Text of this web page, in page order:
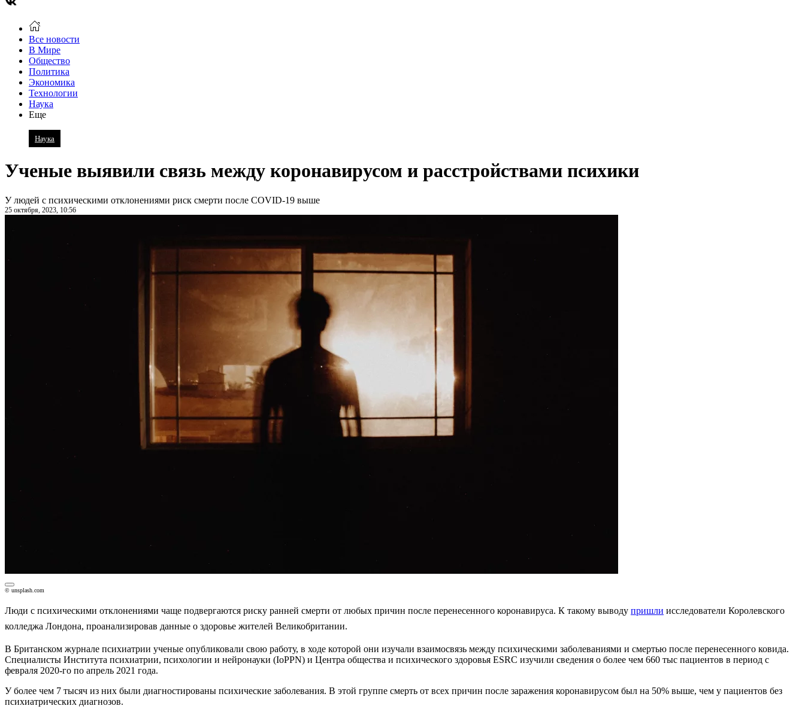
Все новости
В Мире
Общество
Политика
Экономика
Технологии
Наука
Еще
Наука
Ученые выявили связь между коронавирусом и расстройствами психики
У людей с психическими отклонениями риск смерти после COVID-19 выше
25 октября, 2023, 10:56
© unsplash.com
Люди с психическими отклонениями чаще подвергаются риску ранней смерти от любых причин после перенесенного коронавируса. К такому выводу пришли исследователи Королевского
колледжа Лондона, проанализировав данные о здоровье жителей Великобритании.
В Британском журнале психиатрии ученые опубликовали свою работу, в ходе которой они изучали взаимосвязь между психическими заболеваниями и смертью после перенесенного ковида.
Специалисты Института психиатрии, психологии и нейронауки (IoPPN) и Центра общества и психического здоровья ESRC изучили сведения о более чем 660 тыс пациентов в период с
февраля 2020-го по апрель 2021 года.
У более чем 7 тысяч из них были диагностированы психические заболевания. В этой группе смерть от всех причин после заражения коронавирусом был на 50% выше, чем у пациентов без
психиатрических диагнозов.